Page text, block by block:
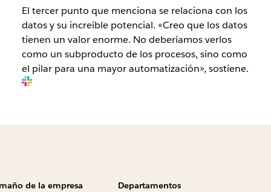
El tercer punto que menciona se relaciona con los
datos y su increíble potencial. «Creo que los datos
tienen un valor enorme. No deberíamos verlos
como un subproducto de los procesos, sino como
el pilar para una mayor automatización», sostiene.
de la empresa Departamentos